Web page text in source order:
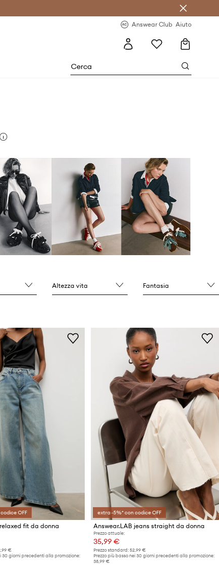
Answear Club Aiuto
Altezza vita Fantasia
OFF
fit da donna
€
30 giorni precedenti alla promozione:
extra -5%* con codice OFF
Answear.LAB jeans straight da donna
Prezzo attuale:
35,99 €
Prezzo standard: 52,99 €
Prezzo più basso nei 30 giorni precedenti alla promozione:
38,99 €